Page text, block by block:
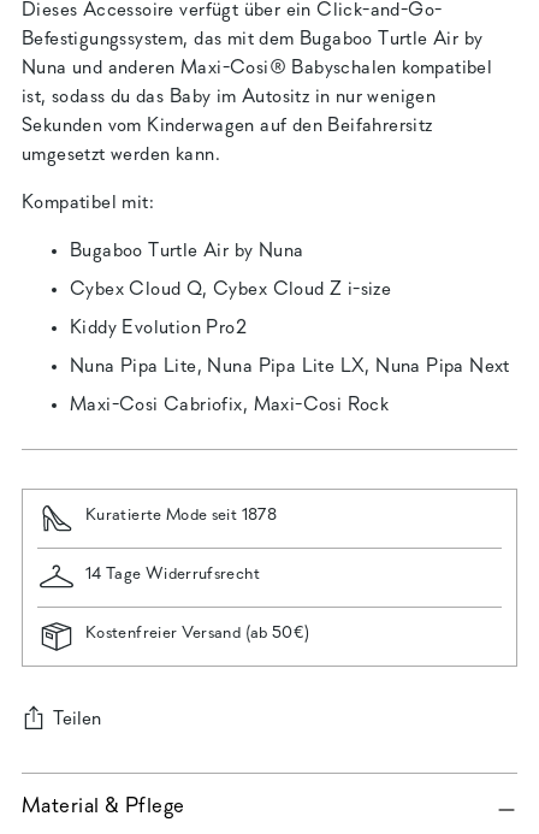
Dieses Accessoire verfügt über ein Click-and-Go-
Befestigungssystem, das mit dem Bugaboo Turtle Air by
Nuna und anderen Maxi-Cosi® Babyschalen kompatibel
ist, sodass du das Baby im Autositz in nur wenigen
Sekunden vom Kinderwagen auf den Beifahrersitz
umgesetzt werden kann.
Kompatibel mit:
Bugaboo Turtle Air by Nuna
Cybex Cloud Q, Cybex Cloud Z i-size
Kiddy Evolution Pro2
Nuna Pipa Lite, Nuna Pipa Lite LX, Nuna Pipa Next
Maxi-Cosi Cabriofix, Maxi-Cosi Rock
Kuratierte Mode seit 1878
14 Tage Widerrufsrecht
Kostenfreier Versand (ab 50€)
Teilen
in
Material & Pflege